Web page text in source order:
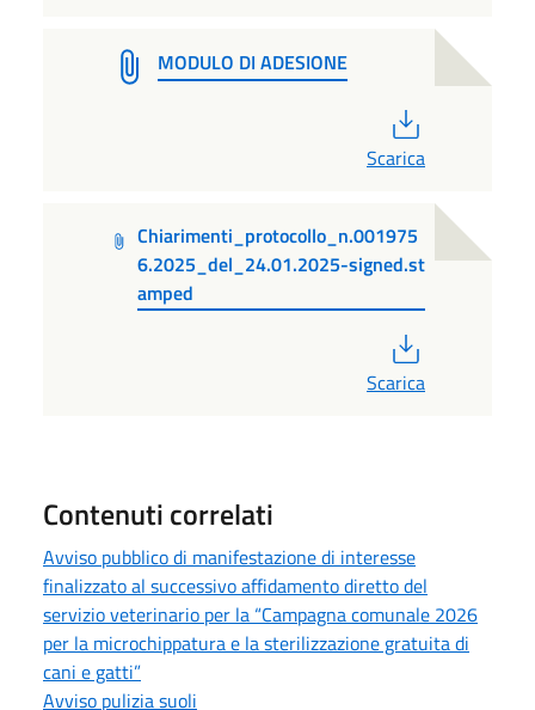
MODULO DI ADESIONE
Scarica
Chiarimenti_protocollo_n.001975
6.2025_del_24.01.2025-signed.st
amped
Scarica
Contenuti correlati
Avviso pubblico di manifestazione di interesse
finalizzato al successivo affidamento diretto del
servizio veterinario per la “Campagna comunale 2026
per la microchippatura e la sterilizzazione gratuita di
cani e gatti”
Avviso pulizia suoli